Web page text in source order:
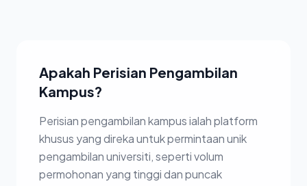
Apakah Perisian Pengambilan
Kampus?
Perisian pengambilan kampus ialah platform
khusus yang direka untuk permintaan unik
pengambilan universiti, seperti volum
permohonan yang tinggi dan puncak